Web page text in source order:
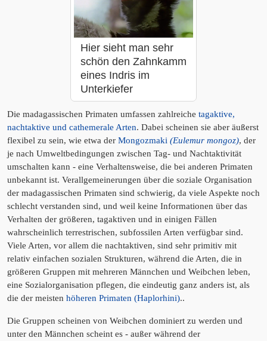
Hier sieht man sehr
schön den Zahnkamm
eines Indris im
Unterkiefer
Die madagassischen Primaten umfassen zahlreiche tagaktive,
nachtaktive und cathemerale Arten. Dabei scheinen sie aber äußerst
flexibel zu sein, wie etwa der Mongozmaki (Eulemur mongoz), der
je nach Umweltbedingungen zwischen Tag- und Nachtaktivität
umschalten kann - eine Verhaltensweise, die bei anderen Primaten
unbekannt ist. Verallgemeinerungen über die soziale Organisation
der madagassischen Primaten sind schwierig, da viele Aspekte noch
schlecht verstanden sind, und weil keine Informationen über das
Verhalten der größeren, tagaktiven und in einigen Fällen
wahrscheinlich terrestrischen, subfossilen Arten verfügbar sind.
Viele Arten, vor allem die nachtaktiven, sind sehr primitiv mit
relativ einfachen sozialen Strukturen, während die Arten, die in
größeren Gruppen mit mehreren Männchen und Weibchen leben,
eine Sozialorganisation pflegen, die eindeutig ganz anders ist, als
die der meisten höheren Primaten (Haplorhini)..
Die Gruppen scheinen von Weibchen dominiert zu werden und
unter den Männchen scheint es - außer während der